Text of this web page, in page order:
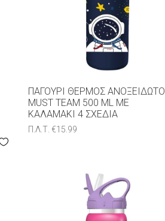
ΠΑΓΟΎΡΙ ΘΕΡΜΌΣ ΑΝΟΞΕΊΔΩΤΟ
MUST TEAM 500 ML ΜΕ
ΚΑΛΑΜΆΚΙ 4 ΣΧΈΔΙΑ
Π.Λ.Τ.€15.99